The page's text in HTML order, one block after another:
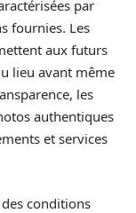
par
fournies. Les
aux futurs
lieu avant même
les
authentiques
et services
conditions